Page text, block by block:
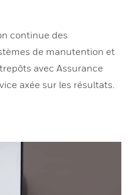
continue des
de manutention et
avec Assurance
axée sur les résultats.